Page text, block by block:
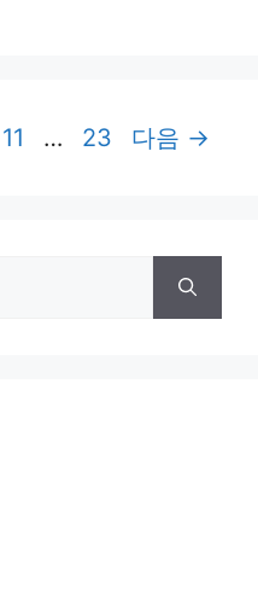
페
11 …
페
23 다음 →